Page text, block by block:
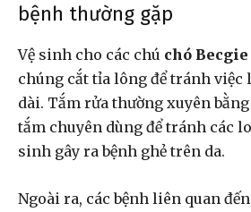
bệnh thường gặp
Vệ sinh cho các chú chó Becgie
chúng cắt tỉa lông để tránh việc
dài. Tắm rửa thường xuyên
tắm chuyên dùng để tránh các
sinh gây ra bệnh ghẻ trên da.
Ngoài ra, các bệnh liên quan